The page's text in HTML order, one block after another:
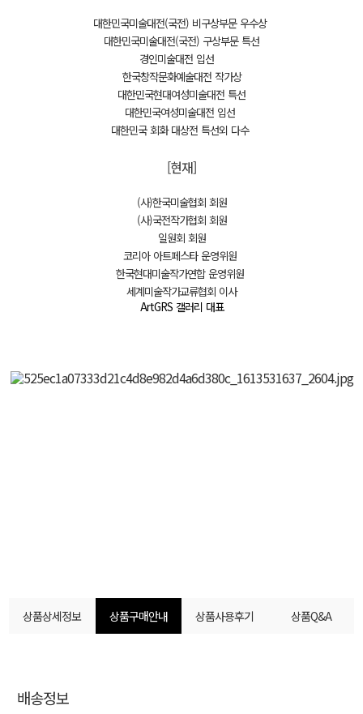
대한민국미술대전(국전) 비구상부문 우수상
대한민국미술대전(국전) 구상부문 특선
경인미술대전 입선
한국창작문화예술대전 작가상
대한민국현대여성미술대전 특선
대한민국여성미술대전 입선
대한민국 회화 대상전 특선외 다수
[현재]
(사)한국미술협회 회원
(사)국전작가협회 회원
일원회 회원
코리아 아트페스타 운영위원
한국현대미술작가연합 운영위원
세계미술작가교류협회 이사
ArtGRS 갤러리 대표
상품상세정보 상품구매안내 상품사용후기 상품Q&A
배송정보